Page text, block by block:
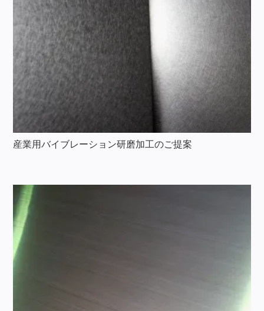
産業用バイブレーション研磨加工のご提案